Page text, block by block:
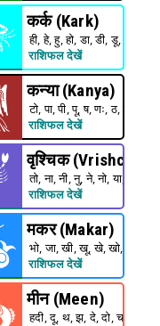
कर्क (Kark)
ही, हे, हु, हो, डा, डी, डू, डे, डो
राशिफल देखें
कन्या (Kanya)
टो, पा, पी, पू, ष, णः, ठ, पे, पो
राशिफल देखें
वृश्चिक (Vrishchak)
तो, ना, नी, नु, ने, नो, या, यी, यू
राशिफल देखें
मकर (Makar)
भो, जा, खी, खू, खे, खो, गा, गी
राशिफल देखें
मीन (Meen)
हदी, दू, थ, झ, दे, दो, चा, ची